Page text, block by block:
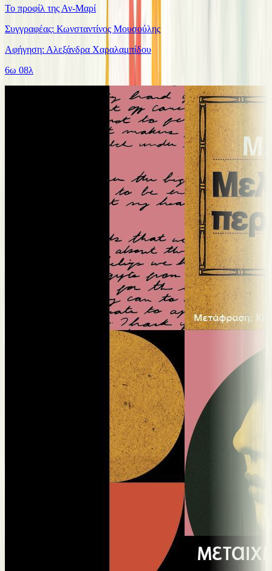
Το προφίλ της Αν-Μαρί
Συγγραφέας: Κωνσταντίνος Μουσούλης
Αφήγηση: Αλεξάνδρα Χαραλαμπίδου
6ω 08λ